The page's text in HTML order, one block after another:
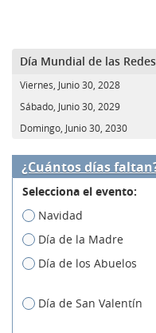
Día Mundial de las
Viernes, Junio 30, 2028
Sábado, Junio 30, 2029
Domingo, Junio 30, 2030
¿Cuántos días
Selecciona el evento:
Navidad
Día de la Madre
Día de los Abuelos
Día de San Valentín